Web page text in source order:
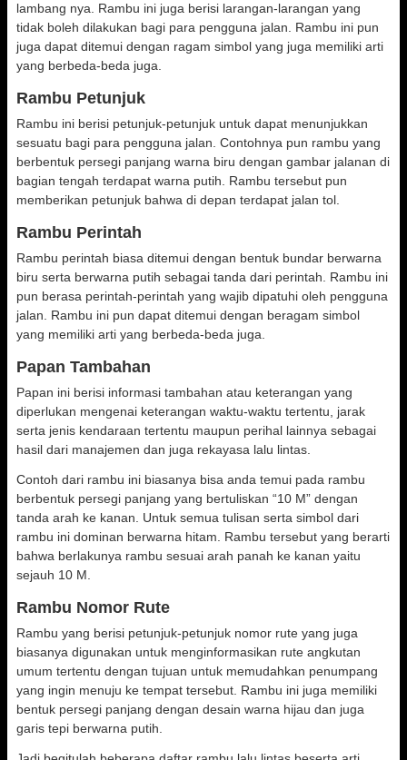
lambang nya. Rambu ini juga berisi larangan-larangan yang
tidak boleh dilakukan bagi para pengguna jalan. Rambu ini pun
juga dapat ditemui dengan ragam simbol yang juga memiliki arti
yang berbeda-beda juga.
Rambu Petunjuk
Rambu ini berisi petunjuk-petunjuk untuk dapat menunjukkan
sesuatu bagi para pengguna jalan. Contohnya pun rambu yang
berbentuk persegi panjang warna biru dengan gambar jalanan di
bagian tengah terdapat warna putih. Rambu tersebut pun
memberikan petunjuk bahwa di depan terdapat jalan tol.
Rambu Perintah
Rambu perintah biasa ditemui dengan bentuk bundar berwarna
biru serta berwarna putih sebagai tanda dari perintah. Rambu ini
pun berasa perintah-perintah yang wajib dipatuhi oleh pengguna
jalan. Rambu ini pun dapat ditemui dengan beragam simbol
yang memiliki arti yang berbeda-beda juga.
Papan Tambahan
Papan ini berisi informasi tambahan atau keterangan yang
diperlukan mengenai keterangan waktu-waktu tertentu, jarak
serta jenis kendaraan tertentu maupun perihal lainnya sebagai
hasil dari manajemen dan juga rekayasa lalu lintas.
Contoh dari rambu ini biasanya bisa anda temui pada rambu
berbentuk persegi panjang yang bertuliskan “10 M” dengan
tanda arah ke kanan. Untuk semua tulisan serta simbol dari
rambu ini dominan berwarna hitam. Rambu tersebut yang berarti
bahwa berlakunya rambu sesuai arah panah ke kanan yaitu
sejauh 10 M.
Rambu Nomor Rute
Rambu yang berisi petunjuk-petunjuk nomor rute yang juga
biasanya digunakan untuk menginformasikan rute angkutan
umum tertentu dengan tujuan untuk memudahkan penumpang
yang ingin menuju ke tempat tersebut. Rambu ini juga memiliki
bentuk persegi panjang dengan desain warna hijau dan juga
garis tepi berwarna putih.